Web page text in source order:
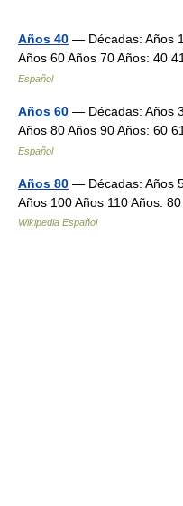
Años 40 — Décadas: Años
Años 60 Años 70 Años: 40
Español
Años 60 — Décadas: Años
Años 80 Años 90 Años: 60
Español
Años 80 — Décadas: Años
Años 100 Años 110 Años:
Wikipedia Español